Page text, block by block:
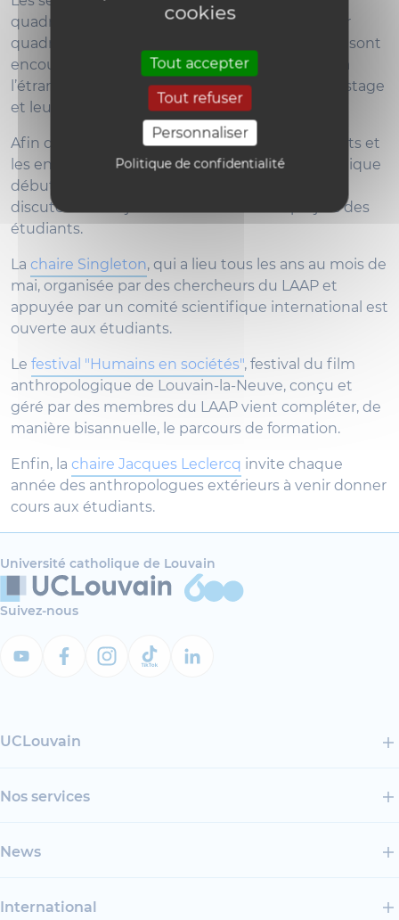
cookies
Tout accepter
Tout refuser
Personnaliser
Politique de confidentialité
quadrimestre du premier master ou au premier
quadrimestre du second master. Les étudiants sont
encouragés à profiter de leur temps de séjour à
l’étranger pour combiner éventuellement leur stage
et leur Erasmus.
Afin de stimuler les échanges entre les étudiants et
les enseignants ou chercheurs, l’année académique
débute avec un week-end résidentiel où se
discutent les objectifs du master et les projets des
étudiants.
La chaire Singleton, qui a lieu tous les ans au mois de
mai, organisée par des chercheurs du LAAP et
appuyée par un comité scientifique international est
ouverte aux étudiants.
Le festival "Humains en sociétés", festival du film
anthropologique de Louvain-la-Neuve, conçu et
géré par des membres du LAAP vient compléter, de
manière bisannuelle, le parcours de formation.
Enfin, la chaire Jacques Leclercq invite chaque
année des anthropologues extérieurs à venir donner
cours aux étudiants.
Université catholique de Louvain
Suivez-nous
UCLouvain
Nos services
News
International